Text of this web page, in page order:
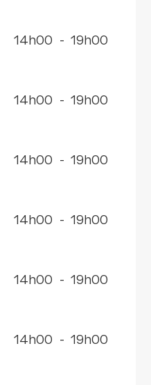
14h00 - 19h00
14h00 - 19h00
14h00 - 19h00
14h00 - 19h00
14h00 - 19h00
14h00 - 19h00